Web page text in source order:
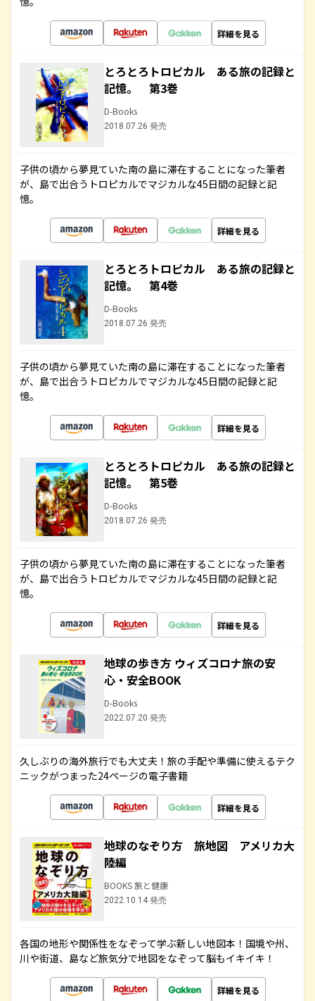
詳細を見る
とろとろトロピカル ある旅の記録と
記憶。 第3巻
D-Books
2018.07.26 発売
子供の頃から夢見ていた南の島に滞在することになった筆者
が、島で出合うトロピカルでマジカルな45日間の記録と記
憶。
詳細を見る
とろとろトロピカル ある旅の記録と
記憶。 第4巻
D-Books
2018.07.26 発売
子供の頃から夢見ていた南の島に滞在することになった筆者
が、島で出合うトロピカルでマジカルな45日間の記録と記
憶。
詳細を見る
とろとろトロピカル ある旅の記録と
記憶。 第5巻
D-Books
2018.07.26 発売
子供の頃から夢見ていた南の島に滞在することになった筆者
が、島で出合うトロピカルでマジカルな45日間の記録と記
憶。
詳細を見る
地球の歩き方 ウィズコロナ旅の安
心・安全BOOK
D-Books
2022.07.20 発売
久しぶりの海外旅行でも大丈夫！旅の手配や準備に使えるテク
ニックがつまった24ページの電子書籍
詳細を見る
地球のなぞり方 旅地図 アメリカ大
陸編
BOOKS 旅と健康
2022.10.14 発売
各国の地形や関係性をなぞって学ぶ新しい地図本！国境や州、
川や街道、島など旅気分で地図をなぞって脳もイキイキ！
詳細を見る